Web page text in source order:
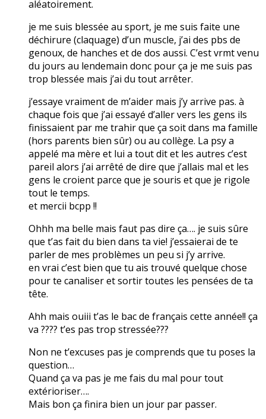
aléatoirement.
je me suis blessée au sport, je me suis faite une
déchirure (claquage) d’un muscle, j’ai des pbs de
genoux, de hanches et de dos aussi. C’est vrmt venu
du jours au lendemain donc pour ça je me suis pas
trop blessée mais j’ai du tout arrêter.
j’essaye vraiment de m’aider mais j’y arrive pas. à
chaque fois que j’ai essayé d’aller vers les gens ils
finissaient par me trahir que ça soit dans ma famille
(hors parents bien sûr) ou au collège. La psy a
appelé ma mère et lui a tout dit et les autres c’est
pareil alors j’ai arrêté de dire que j’allais mal et les
gens le croient parce que je souris et que je rigole
tout le temps.
et mercii bcpp !!
Ohhh ma belle mais faut pas dire ça…. je suis sûre
que t’as fait du bien dans ta vie! j’essaierai de te
parler de mes problèmes un peu si j’y arrive.
en vrai c’est bien que tu ais trouvé quelque chose
pour te canaliser et sortir toutes les pensées de ta
tête.
Ahh mais ouiii t’as le bac de français cette année!! ça
va ???? t’es pas trop stressée???
Non ne t’excuses pas je comprends que tu poses la
question…
Quand ça va pas je me fais du mal pour tout
extérioriser….
Mais bon ça finira bien un jour par passer.